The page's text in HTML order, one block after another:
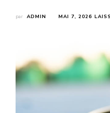
par ADMIN MAI 7, 2026